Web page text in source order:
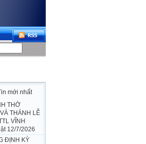
mới nhất
THỜ
THÁNH LỄ
VĨNH
12/7/2026
ĐỊNH KỲ